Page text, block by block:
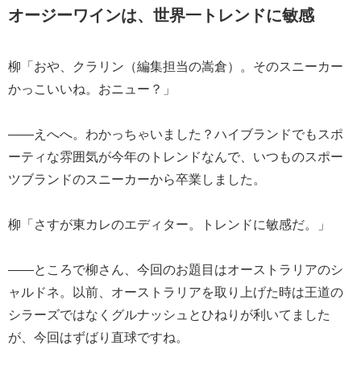
オージーワインは、世界一トレンドに敏感
柳「おや、クラリン（編集担当の嵩倉）。そのスニーカー
かっこいいね。おニュー？」
――えへへ。わかっちゃいました？ハイブランドでもスポ
ーティな雰囲気が今年のトレンドなんで、いつものスポー
ツブランドのスニーカーから卒業しました。
柳「さすが東カレのエディター。トレンドに敏感だ。」
――ところで柳さん、今回のお題目はオーストラリアのシ
ャルドネ。以前、オーストラリアを取り上げた時は王道の
シラーズではなくグルナッシュとひねりが利いてました
が、今回はずばり直球ですね。